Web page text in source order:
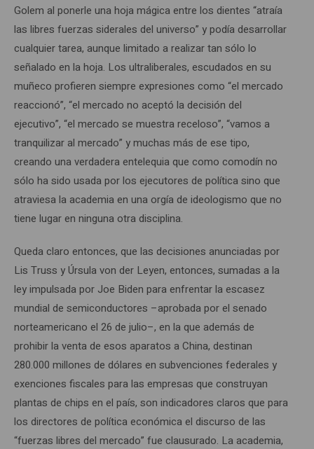
Golem al ponerle una hoja mágica entre los dientes “atraía
las libres fuerzas siderales del universo” y podía desarrollar
cualquier tarea, aunque limitado a realizar tan sólo lo
señalado en la hoja. Los ultraliberales, escudados en su
muñeco profieren siempre expresiones como “el mercado
reaccionó”, “el mercado no aceptó la decisión del
ejecutivo”, “el mercado se muestra receloso”, “vamos a
tranquilizar al mercado” y muchas más de ese tipo,
creando una verdadera entelequia que como comodín no
sólo ha sido usada por los ejecutores de política sino que
atraviesa la academia en una orgía de ideologismo que no
tiene lugar en ninguna otra disciplina.
Queda claro entonces, que las decisiones anunciadas por
Lis Truss y Úrsula von der Leyen, entonces, sumadas a la
ley impulsada por Joe Biden para enfrentar la escasez
mundial de semiconductores –aprobada por el senado
norteamericano el 26 de julio–, en la que además de
prohibir la venta de esos aparatos a China, destinan
280.000 millones de dólares en subvenciones federales y
exenciones fiscales para las empresas que construyan
plantas de chips en el país, son indicadores claros que para
los directores de política económica el discurso de las
“fuerzas libres del mercado” fue clausurado. La academia,